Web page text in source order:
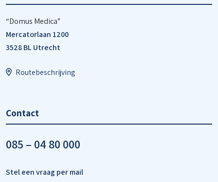
“Domus Medica”
Mercatorlaan 1200
3528 BL Utrecht
Routebeschrijving
Contact
085 – 04 80 000
Stel een vraag per mail